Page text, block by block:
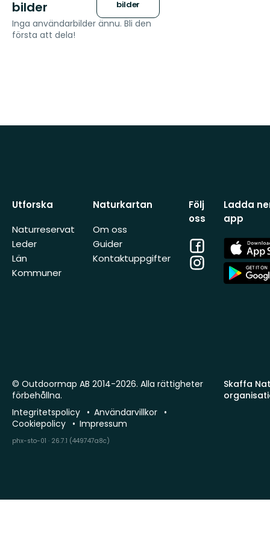
bilder
bilder
Inga användarbilder ännu. Bli den
första att dela!
Utforska
Naturreservat
Leder
Län
Kommuner
Naturkartan
Om oss
Guider
Kontaktuppgifter
Följ
oss
Facebook
Instagram
Ladda
app
App
Store
App
Store
Skaffa
© Outdoormap AB 2014-2026. Alla rättigheter
förbehållna.
Integritetspolicy
Användarvillkor
Cookiepolicy
Impressum
phx-sto-01 · 26.7.1 (449747a8c)